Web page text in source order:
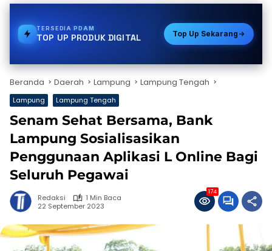
TERSEDIASTREAMING
TOP UP PRODUK DIGITAL Top Up Sekarang
Beranda Daerah Lampung Lampung Tengah
Lampung Lampung Tengah
Senam Sehat Bersama, Bank
Lampung Sosialisasikan
Penggunaan Aplikasi L Online Bagi
Seluruh Pegawai
Redaksi
1 Min Baca
22 September 2023
174